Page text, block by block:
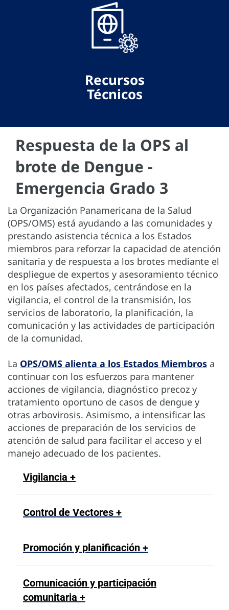
Recursos
Técnicos
Respuesta de la OPS al
brote de Dengue -
Emergencia Grado 3
La Organización Panamericana de la Salud
(OPS/OMS) está ayudando a las comunidades y
prestando asistencia técnica a los Estados
miembros para reforzar la capacidad de atención
sanitaria y de respuesta a los brotes mediante el
despliegue de expertos y asesoramiento técnico
en los países afectados, centrándose en la
vigilancia, el control de la transmisión, los
servicios de laboratorio, la planificación, la
comunicación y las actividades de participación
de la comunidad.
La OPS/OMS alienta a los Estados Miembros a
continuar con los esfuerzos para mantener
acciones de vigilancia, diagnóstico precoz y
tratamiento oportuno de casos de dengue y
otras arbovirosis. Asimismo, a intensificar las
acciones de preparación de los servicios de
atención de salud para facilitar el acceso y el
manejo adecuado de los pacientes.
Vigilancia +
Control de Vectores +
Promoción y planificación +
Comunicación y participación
comunitaria +